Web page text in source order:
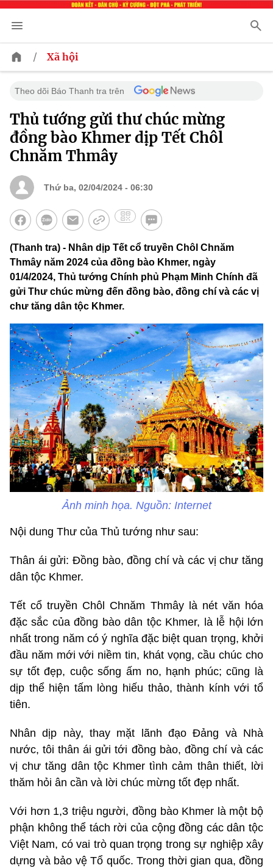
/ Xã hội
Theo dõi Báo Thanh tra trên
Thủ tướng gửi thư chúc mừng
đồng bào Khmer dịp Tết Chôl
Chnăm Thmây
Thứ ba, 02/04/2024 - 06:30
(Thanh tra) - Nhân dịp Tết cổ truyền Chôl Chnăm
Thmây năm 2024 của đồng bào Khmer, ngày
01/4/2024, Thủ tướng Chính phủ Phạm Minh Chính đã
gửi Thư chúc mừng đến đồng bào, đồng chí và các vị
chư tăng dân tộc Khmer.
Ảnh minh họa. Nguồn: Internet
Nội dung Thư của Thủ tướng như sau:
Thân ái gửi: Đồng bào, đồng chí và các vị chư tăng
dân tộc Khmer.
Tết cổ truyền Chôl Chnăm Thmây là nét văn hóa
đặc sắc của đồng bào dân tộc Khmer, là lễ hội lớn
nhất trong năm có ý nghĩa đặc biệt quan trọng, khởi
đầu năm mới với niềm tin, khát vọng, cầu chúc cho
sự tốt đẹp, cuộc sống ấm no, hạnh phúc; cũng là
dịp thể hiện tấm lòng hiếu thảo, thành kính với tổ
tiên.
Nhân dịp này, thay mặt lãnh đạo Đảng và Nhà
nước, tôi thân ái gửi tới đồng bào, đồng chí và các
vị chư tăng dân tộc Khmer tình cảm thân thiết, lời
thăm hỏi ân cần và lời chúc mừng tốt đẹp nhất.
Với hơn 1,3 triệu người, đồng bào Khmer là một bộ
phận không thể tách rời của cộng đồng các dân tộc
Việt Nam, có vai trò quan trọng trong sự nghiệp xây
dựng và bảo vệ Tổ quốc. Trong thời gian qua, đồng